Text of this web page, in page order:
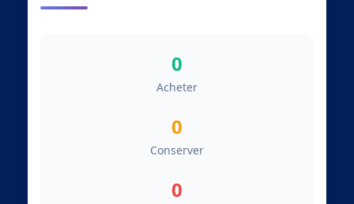
0
Acheter
0
Conserver
0